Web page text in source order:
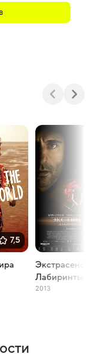
7,5
Экстрасенс 2:
Лабиринты
2013